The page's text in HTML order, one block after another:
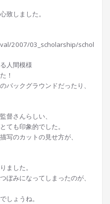
致しました。
2007/03_scholarship/
人間模様
！
バックグラウンドだったり、
督さんらしい、
ても印象的でした。
写のカットの見せ方が、
ました。
ぼみになってしまったのが、
しょうね。